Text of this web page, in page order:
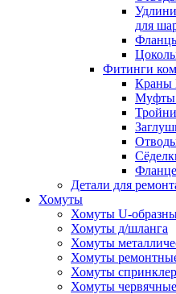
для
Фитинги
Краны
Муфты
Детали для
Хомуты
Хомуты U-
Хомуты д/шланга
Хомуты
Хомуты
Хомуты
Хомуты червячные